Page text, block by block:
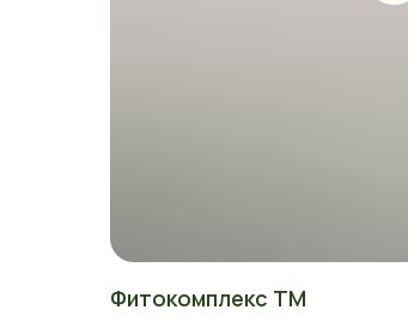
Фитокомплекс ТМ